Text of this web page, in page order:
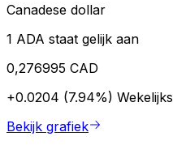
Canadese dollar
1 ADA staat gelijk aan
0,276995 CAD
+0.0204 (7.94%) Wekelijks
Bekijk grafiek